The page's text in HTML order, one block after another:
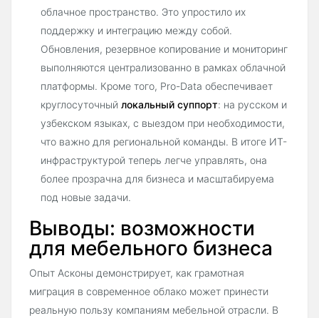
облачное пространство. Это упростило их
поддержку и интеграцию между собой.
Обновления, резервное копирование и мониторинг
выполняются централизованно в рамках облачной
платформы. Кроме того, Pro-Data обеспечивает
круглосуточный локальный суппорт: на русском и
узбекском языках, с выездом при необходимости,
что важно для региональной команды. В итоге ИТ-
инфраструктурой теперь легче управлять, она
более прозрачна для бизнеса и масштабируема
под новые задачи.
Выводы: возможности
для мебельного бизнеса
Опыт Асконы демонстрирует, как грамотная
миграция в современное облако может принести
реальную пользу компаниям мебельной отрасли. В